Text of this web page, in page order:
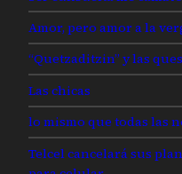
Amor, pero amor a la
“Quetzaditzin” y las
Las chicas
lo mismo que todas las
Telcel cancelará sus